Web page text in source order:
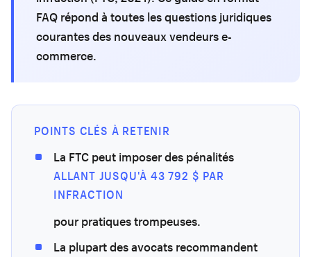
FAQ répond à toutes les questions juridiques
courantes des nouveaux vendeurs e-
commerce.
POINTS CLÉS À RETENIR
La FTC peut imposer des pénalités
ALLANT JUSQU'À 43 792 $ PAR
INFRACTION
pour pratiques trompeuses.
La plupart des avocats recommandent